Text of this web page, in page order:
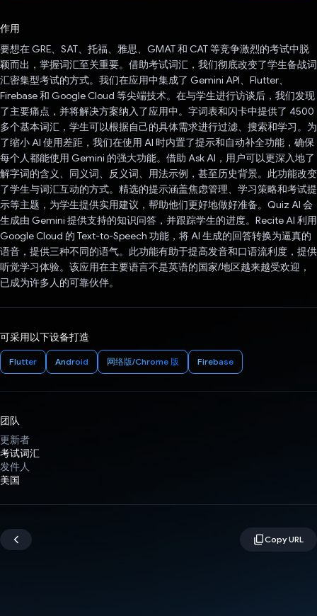
作用
要想在 GRE、SAT、托福、雅思、GMAT 和 CAT 等竞争激烈的考试中脱
颖而出，掌握词汇至关重要。借助考试词汇，我们彻底改变了学生备战词
汇密集型考试的方式。我们在应用中集成了 Gemini API、Flutter、
Firebase 和 Google Cloud 等尖端技术。在与学生进行访谈后，我们发现
了主要痛点，并将解决方案纳入了应用中。字词表和闪卡中提供了 4500
多个基本词汇，学生可以根据自己的具体需求进行过滤、搜索和学习。为
了缩小 AI 使用差距，我们在使用 AI 时内置了提示和自动补全功能，确保
每个人都能使用 Gemini 的强大功能。借助 Ask AI，用户可以更深入地了
解字词的含义、同义词、反义词、用法示例，甚至历史背景。此功能改变
了学生与词汇互动的方式。精选的提示涵盖焦虑管理、学习策略和考试提
示等主题，为学生提供实用建议，帮助他们更好地做好准备。Quiz AI 会
生成由 Gemini 提供支持的知识问答，并跟踪学生的进度。Recite AI 利用
Google Cloud 的 Text-to-Speech 功能，将 AI 生成的回答转换为逼真的
语音，提供三种不同的语气。此功能有助于提高发音和口语流利度，提供
听觉学习体验。该应用在主要语言不是英语的国家/地区越来越受欢迎，
已成为许多人的可靠伙伴。
可采用以下设备打造
Flutter Android 网络版/Chrome 版 Firebase
团队
更新者
考试词汇
发件人
美国